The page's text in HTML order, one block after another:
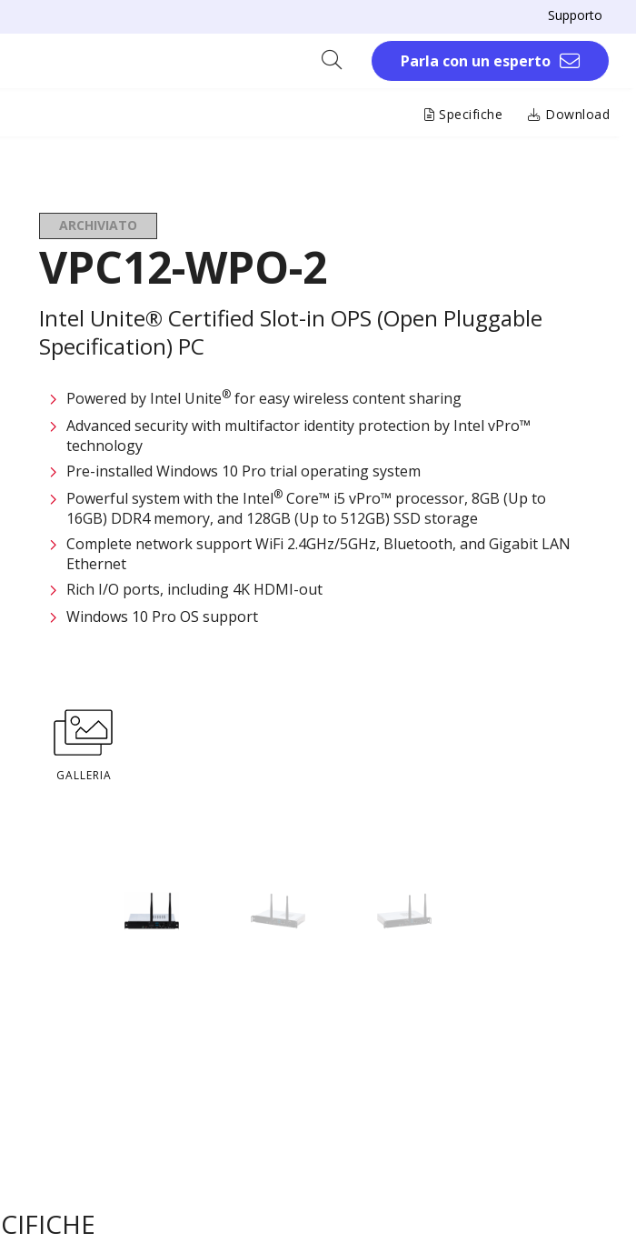
Supporto
Parla con un esperto
Specifiche Download
ARCHIVIATO
VPC12-WPO-2
Intel Unite® Certified Slot-in OPS (Open Pluggable
Specification) PC
Powered by Intel Unite® for easy wireless content sharing
Advanced security with multifactor identity protection by Intel vPro™
technology
Pre-installed Windows 10 Pro trial operating system
Powerful system with the Intel® Core™ i5 vPro™ processor, 8GB (Up to
16GB) DDR4 memory, and 128GB (Up to 512GB) SSD storage
Complete network support WiFi 2.4GHz/5GHz, Bluetooth, and Gigabit LAN
Ethernet
Rich I/O ports, including 4K HDMI-out
Windows 10 Pro OS support
GALLERIA